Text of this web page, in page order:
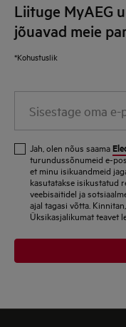
Liituge MyAEG
jõuavad meie
*Kohustuslik
Jah, olen nõus saama
turundussõnumeid e-
et minu isikuandmeid
kasutatakse isikustatud
veebisaitidel ja
ajal tagasi võtta.
Üksikasjalikumat teavet